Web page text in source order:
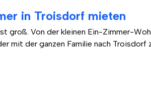
in Troisdorf mieten
Von der kleinen Ein-Zimmer-
mit der ganzen Familie nach